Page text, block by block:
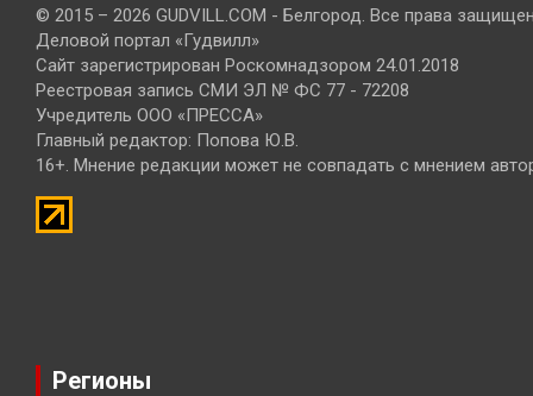
© 2015 – 2026 GUDVILL.COM - Белгород. Все права
Деловой портал «Гудвилл»
Сайт зарегистрирован Роскомнадзором 24.01.2018
Реестровая запись СМИ ЭЛ № ФС 77 - 72208
Учредитель ООО «ПРЕССА»
Главный редактор: Попова Ю.В.
16+. Мнение редакции может не совпадать с мнением
Регионы